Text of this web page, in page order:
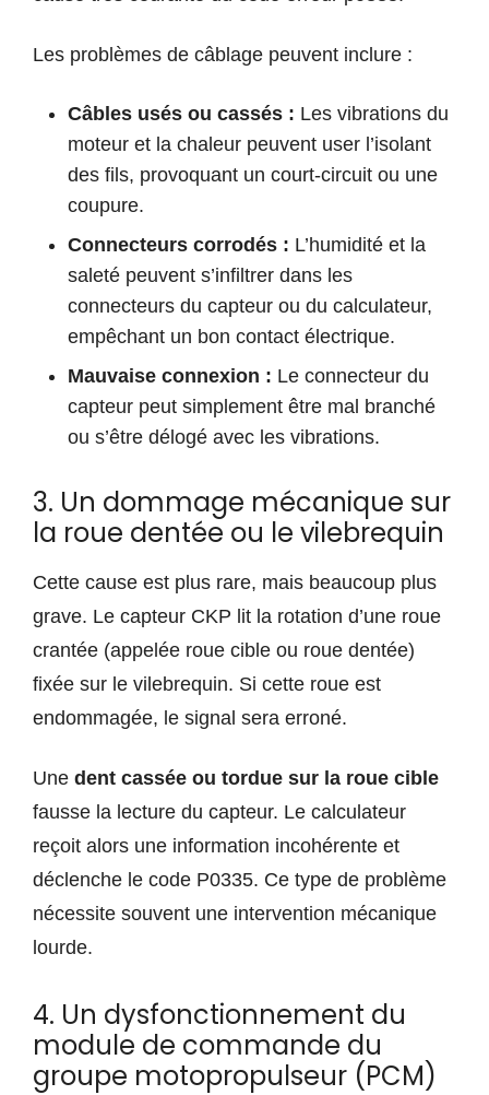
Les problèmes de câblage peuvent inclure :
Câbles usés ou cassés : Les vibrations du
moteur et la chaleur peuvent user l’isolant
des fils, provoquant un court-circuit ou une
coupure.
Connecteurs corrodés : L’humidité et la
saleté peuvent s’infiltrer dans les
connecteurs du capteur ou du calculateur,
empêchant un bon contact électrique.
Mauvaise connexion : Le connecteur du
capteur peut simplement être mal branché
ou s’être délogé avec les vibrations.
3. Un dommage mécanique sur
la roue dentée ou le vilebrequin
Cette cause est plus rare, mais beaucoup plus
grave. Le capteur CKP lit la rotation d’une roue
crantée (appelée roue cible ou roue dentée)
fixée sur le vilebrequin. Si cette roue est
endommagée, le signal sera erroné.
Une dent cassée ou tordue sur la roue cible
fausse la lecture du capteur. Le calculateur
reçoit alors une information incohérente et
déclenche le code P0335. Ce type de problème
nécessite souvent une intervention mécanique
lourde.
4. Un dysfonctionnement du
module de commande du
groupe motopropulseur (PCM)